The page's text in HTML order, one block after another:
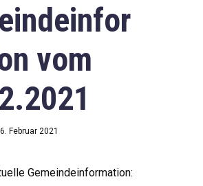
vom
Februar 2021
Gemeindeinformation: